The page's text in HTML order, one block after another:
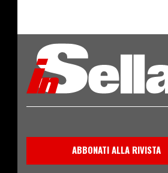
ABBONATI ALLA RIVISTA